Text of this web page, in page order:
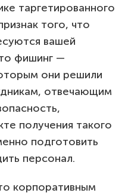
таргетированного
того, что
вашей
фишинг —
они решили
отвечающим
получения такого
подготовить
персонал.
корпоративным